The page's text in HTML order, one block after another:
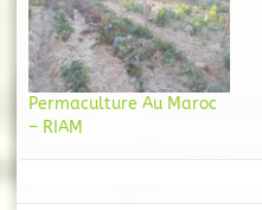
Permaculture Au Maroc
– RIAM